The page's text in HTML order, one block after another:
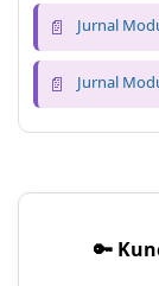
📄 Jurnal
📄 Jurnal
🔑